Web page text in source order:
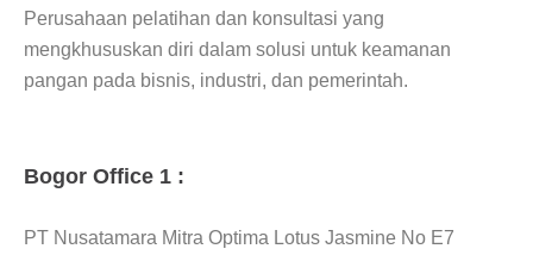
Perusahaan pelatihan dan konsultasi yang
mengkhususkan diri dalam solusi untuk keamanan
pangan pada bisnis, industri, dan pemerintah.
Bogor Office 1 :
PT Nusatamara Mitra Optima Lotus Jasmine No E7